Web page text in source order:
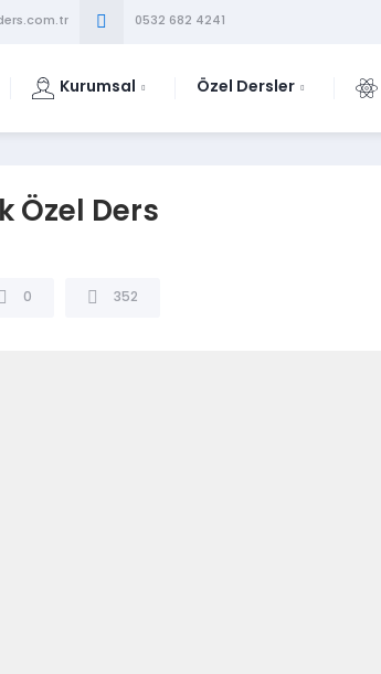
0532 682 4241
Kurumsal Özel Dersler
Özel Ders
0 352